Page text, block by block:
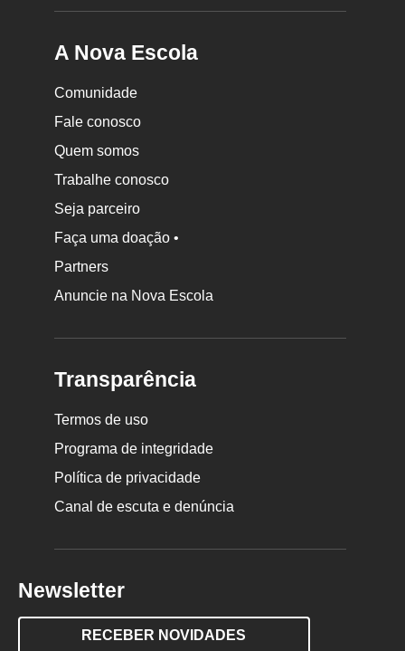
A Nova Escola
Comunidade
Fale conosco
Quem somos
Trabalhe conosco
Seja parceiro
Faça uma doação •
Partners
Anuncie na Nova Escola
Transparência
Termos de uso
Programa de integridade
Política de privacidade
Canal de escuta e denúncia
Newsletter
RECEBER NOVIDADES